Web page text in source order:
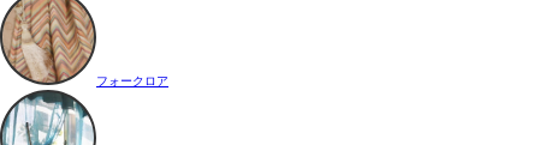
フォークロア